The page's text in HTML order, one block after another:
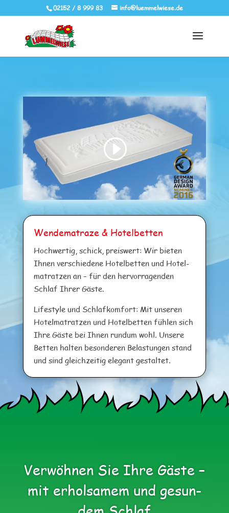
02152 / 8 999 83 info@luemmelwiese.de
Wen­de­ma­tra­ze & Hotelbetten
Hoch­wer­tig, schick, preis­wert: Wir bie­ten
Ihnen ver­schie­de­ne Hotel­bet­ten und Hotel­
ma­trat­zen an – für den her­vor­ra­gen­den
Schlaf Ihrer Gäste.
Life­style und Schlaf­kom­fort: Mit unse­ren
Hotel­ma­trat­zen und Hotel­bet­ten füh­len sich
Ihre Gäs­te bei Ihnen rund­um wohl. Unse­re
Bet­ten hal­ten beson­de­ren Belas­tun­gen stand
und sind gleich­zei­tig ele­gant gestaltet.
Ver­wöh­nen Sie Ihre Gäs­te –
mit erhol­sa­mem und gesun­